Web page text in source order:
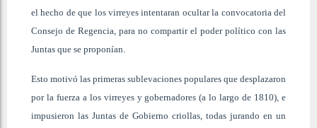
el hecho de que los virreyes intentaran ocultar la convocatoria del
Consejo de Regencia, para no compartir el poder político con las
Juntas que se proponían.
Esto motivó las primeras sublevaciones populares que desplazaron
por la fuerza a los virreyes y gobernadores (a lo largo de 1810), e
impusieron las Juntas de Gobierno criollas, todas jurando en un